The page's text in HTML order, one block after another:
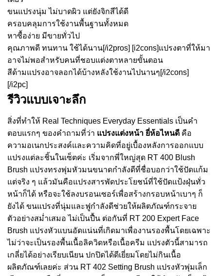
ขนแปรงนุ่ม ไม่บาดผิว แต่ยังจิกสีได้ดี
ครอบคลุมการใช้งานพื้นฐานทั้งหมด
หาซื้อง่าย มีขายทั่วไป
คุณภาพดี ทนทาน ใช้ได้นาน[/i2pros] [i2cons]แปรงตาที่ให้มา
อาจไม่พอสำหรับคนที่ชอบแต่งตาหลายขั้นตอน
สีด้ามแปรงอาจลอกได้บ้างหลังใช้งานไปนานๆ[/i2cons]
[/i2pc]
รีวิวแบบเจาะลึก
สิ่งที่ทำให้ Real Techniques Everyday Essentials เป็นคำ
ตอบแรกๆ ของคำถามที่ว่า แปรงแต่งหน้า ยี่ห้อไหนดี คือ
ความอเนกประสงค์และความคิดที่อยู่เบื้องหลังการออกแบบ
แปรงแต่ละชิ้นในเซ็ตค่ะ เริ่มจากพี่ใหญ่สุด RT 400 Blush
Brush แปรงทรงพุ่มหัวมนขนาดกำลังดีที่ชื่อบอกว่าใช้ปัดแก้ม
แต่จริง ๆ แล้วมันคือแปรงสารพัดประโยชน์ที่ใช้ปัดแป้งฝุ่นทั่ว
หน้าก็ได้ หรือจะใช้ลงบรอนเซอร์เพื่อสร้างกรอบหน้าเบาๆ ก็
ยังได้ ขนแปรงที่นุ่มและฟูกำลังดีช่วยให้ผลิตภัณฑ์กระจาย
ตัวอย่างสม่ำเสมอ ไม่เป็นปื้น ต่อกันที่ RT 200 Expert Face
Brush แปรงหัวแบนอัดแน่นที่เกิดมาเพื่องานรองพื้นโดยเฉพาะ
ไม่ว่าจะเป็นรองพื้นเนื้อลิควิดหรือเนื้อครีม แปรงตัวนี้สามารถ
เกลี่ยได้อย่างเรียบเนียน ปกปิดได้ดีเยี่ยมโดยไม่กินเนื้อ
ผลิตภัณฑ์เลยค่ะ ส่วน RT 402 Setting Brush แปรงหัวพุ่มเล็ก